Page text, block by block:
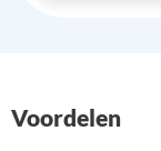
Voordelen